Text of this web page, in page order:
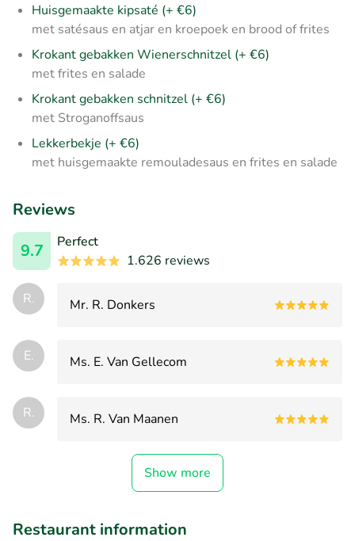
Huisgemaakte kipsaté (+ €6)
met satésaus en atjar en kroepoek en brood of frites
Krokant gebakken Wienerschnitzel (+ €6)
met frites en salade
Krokant gebakken schnitzel (+ €6)
met Stroganoffsaus
Lekkerbekje (+ €6)
met huisgemaakte remouladesaus en frites en salade
Reviews
9.7
Perfect
1.626 reviews
R. Mr. R. Donkers
E. Ms. E. Van Gellecom
R. Ms. R. Van Maanen
Show more
Restaurant information